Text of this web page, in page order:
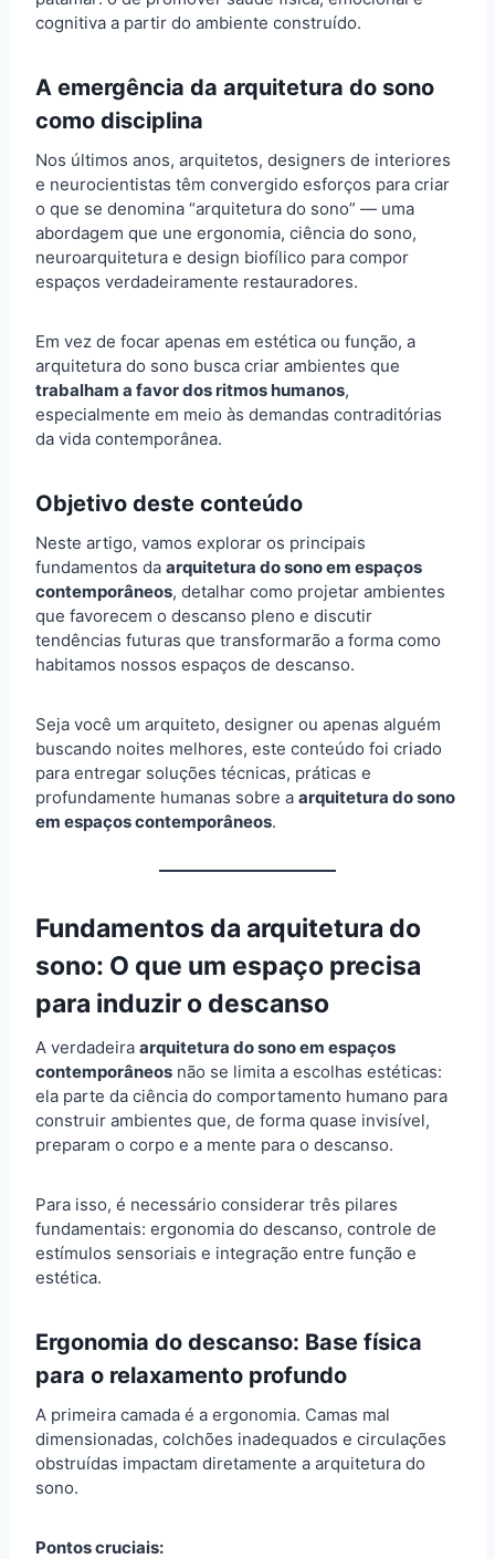
cognitiva a partir do ambiente construído.
A emergência da arquitetura do sono
como disciplina
Nos últimos anos, arquitetos, designers de interiores
e neurocientistas têm convergido esforços para criar
o que se denomina “arquitetura do sono” — uma
abordagem que une ergonomia, ciência do sono,
neuroarquitetura e design biofílico para compor
espaços verdadeiramente restauradores.
Em vez de focar apenas em estética ou função, a
arquitetura do sono busca criar ambientes que
trabalham a favor dos ritmos humanos,
especialmente em meio às demandas contraditórias
da vida contemporânea.
Objetivo deste conteúdo
Neste artigo, vamos explorar os principais
fundamentos da arquitetura do sono em espaços
contemporâneos, detalhar como projetar ambientes
que favorecem o descanso pleno e discutir
tendências futuras que transformarão a forma como
habitamos nossos espaços de descanso.
Seja você um arquiteto, designer ou apenas alguém
buscando noites melhores, este conteúdo foi criado
para entregar soluções técnicas, práticas e
profundamente humanas sobre a arquitetura do sono
em espaços contemporâneos.
Fundamentos da arquitetura do
sono: O que um espaço precisa
para induzir o descanso
A verdadeira arquitetura do sono em espaços
contemporâneos não se limita a escolhas estéticas:
ela parte da ciência do comportamento humano para
construir ambientes que, de forma quase invisível,
preparam o corpo e a mente para o descanso.
Para isso, é necessário considerar três pilares
fundamentais: ergonomia do descanso, controle de
estímulos sensoriais e integração entre função e
estética.
Ergonomia do descanso: Base física
para o relaxamento profundo
A primeira camada é a ergonomia. Camas mal
dimensionadas, colchões inadequados e circulações
obstruídas impactam diretamente a arquitetura do
sono.
Pontos cruciais: